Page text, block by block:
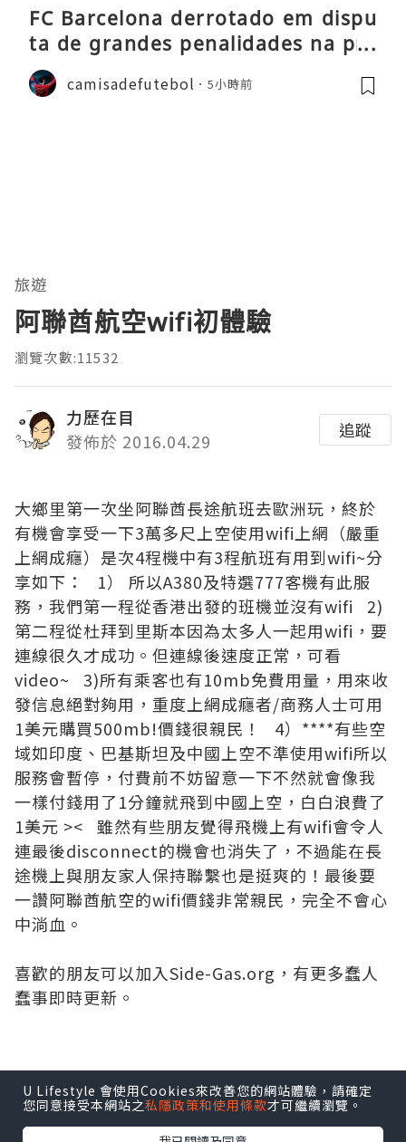
FC Barcelona derrotado em dispu
ta de grandes penalidades na pré
-época
camisadefutebol 5小時前
旅遊
阿聯酋航空wifi初體驗
瀏覽次數:11532
力歷在目
發佈於 2016.04.29
追蹤
大鄉里第一次坐阿聯酋長途航班去歐洲玩，終於
有機會享受一下3萬多尺上空使用wifi上網（嚴重
上網成癮）是次4程機中有3程航班有用到wifi~分
享如下： 1） 所以A380及特選777客機有此服
務，我們第一程從香港出發的班機並沒有wifi 2)
第二程從杜拜到里斯本因為太多人一起用wifi，要
連線很久才成功。但連線後速度正常，可看
video~ 3)所有乘客也有10mb免費用量，用來收
發信息絕對夠用，重度上網成癮者/商務人士可用
1美元購買500mb!價錢很親民！ 4）****有些空
域如印度、巴基斯坦及中國上空不準使用wifi所以
服務會暫停，付費前不妨留意一下不然就會像我
一樣付錢用了1分鐘就飛到中國上空，白白浪費了
1美元 >< 雖然有些朋友覺得飛機上有wifi會令人
連最後disconnect的機會也消失了，不過能在長
途機上與朋友家人保持聯繫也是挺爽的！最後要
一讚阿聯酋航空的wifi價錢非常親民，完全不會心
中淌血。
喜歡的朋友可以加入Side-Gas.org ，有更多蠢人
蠢事即時更新。
所有博客的立場、真實性、準確性及完整性不負任何法律責
任。
U Lifestyle 會使用Cookies來改善您的網站體驗，請確定
您同意接受本網站之私隱政策和使用條款才可繼續瀏覽。